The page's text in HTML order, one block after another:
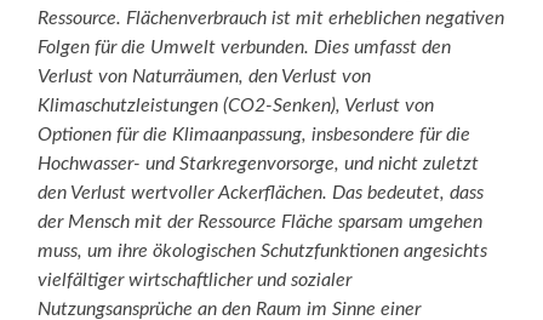
Ressource. Flächenverbrauch ist mit erheblichen negativen
Folgen für die Umwelt verbunden. Dies umfasst den
Verlust von Naturräumen, den Verlust von
Klimaschutzleistungen (CO2-Senken), Verlust von
Optionen für die Klimaanpassung, insbesondere für die
Hochwasser- und Starkregenvorsorge, und nicht zuletzt
den Verlust wertvoller Ackerflächen. Das bedeutet, dass
der Mensch mit der Ressource Fläche sparsam umgehen
muss, um ihre ökologischen Schutzfunktionen angesichts
vielfältiger wirtschaftlicher und sozialer
Nutzungsansprüche an den Raum im Sinne einer